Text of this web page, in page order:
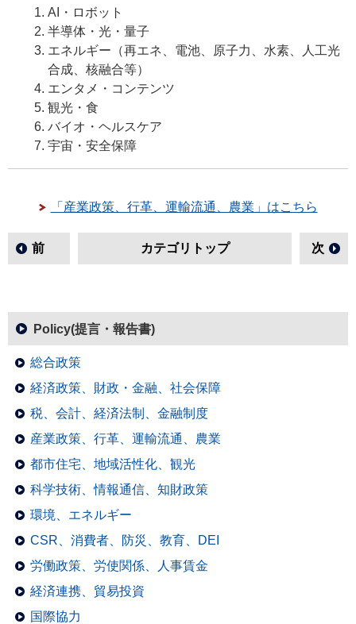
AI・ロボット
半導体・光・量子
エネルギー（再エネ、電池、原子力、水素、人工光
合成、核融合等）
エンタメ・コンテンツ
観光・食
バイオ・ヘルスケア
宇宙・安全保障
「産業政策、行革、運輸流通、農業」はこちら
前 カテゴリトップ 次
Policy(提言・報告書)
総合政策
経済政策、財政・金融、社会保障
税、会計、経済法制、金融制度
産業政策、行革、運輸流通、農業
都市住宅、地域活性化、観光
科学技術、情報通信、知財政策
環境、エネルギー
CSR、消費者、防災、教育、DEI
労働政策、労使関係、人事賃金
経済連携、貿易投資
国際協力